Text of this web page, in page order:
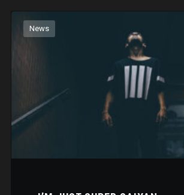
News